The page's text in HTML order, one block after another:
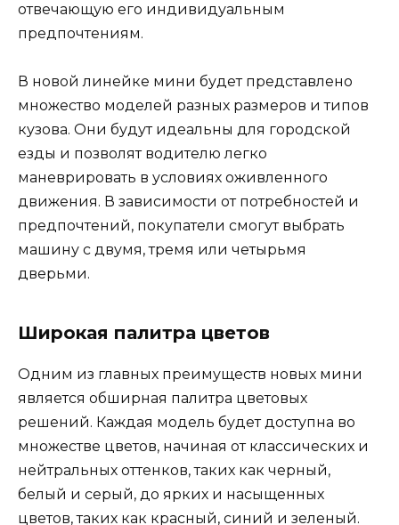
отвечающую его индивидуальным
предпочтениям.
В новой линейке мини будет представлено
множество моделей разных размеров и типов
кузова. Они будут идеальны для городской
езды и позволят водителю легко
маневрировать в условиях оживленного
движения. В зависимости от потребностей и
предпочтений, покупатели смогут выбрать
машину с двумя, тремя или четырьмя
дверьми.
Широкая палитра цветов
Одним из главных преимуществ новых мини
является обширная палитра цветовых
решений. Каждая модель будет доступна во
множестве цветов, начиная от классических и
нейтральных оттенков, таких как черный,
белый и серый, до ярких и насыщенных
цветов, таких как красный, синий и зеленый.